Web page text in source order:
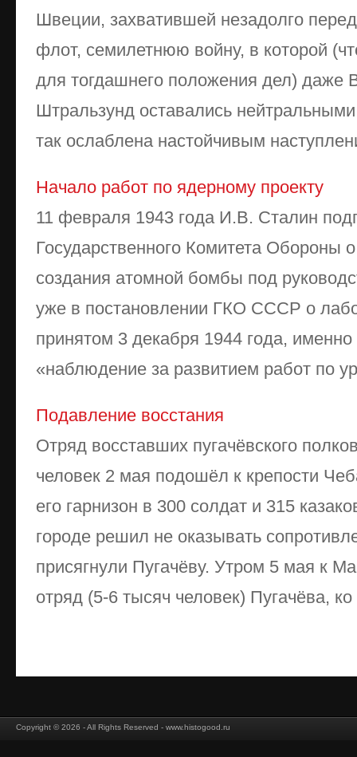
Швеции, захватившей незадолго
флот, семилетнюю войну, в которой
для тогдашнего положения дел) даже
Штральзунд оставались
так ослаблена настойчивым
Начало работ по ядерному проекту
11 февраля 1943 года И.В. Сталин
Государственного Комитета Обороны
создания атомной бомбы под
уже в постановлении ГКО СССР о
принятом 3 декабря 1944 года,
«наблюдение за развитием работ по
Подавление восстания
Отряд восставших пугачёвского
человек 2 мая подошёл к крепости
его гарнизон в 300 солдат и 315
городе решил не оказывать
присягнули Пугачёву. Утром 5 мая к
отряд (5-6 тысяч человек) Пугачёва, ко
Copyright © 2026 - All Rights Reserved - www.histogood.ru